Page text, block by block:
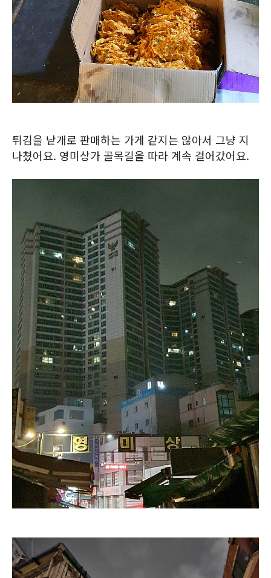
튀김을 낱개로 판매하는 가게 같지는 않아서 그냥 지
나쳤어요. 영미상가 골목길을 따라 계속 걸어갔어요.